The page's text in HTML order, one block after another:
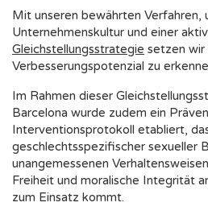
Mit unseren bewährten Verfahren,
Unternehmenskultur und einer
Gleichstellungsstrategie setzen wir
Verbesserungspotenzial zu
Im Rahmen dieser
Barcelona wurde zudem ein
Interventionsprotokoll etabliert,
geschlechtsspezifischer sexueller
unangemessenen
Freiheit und moralische Integrität
zum Einsatz kommt.